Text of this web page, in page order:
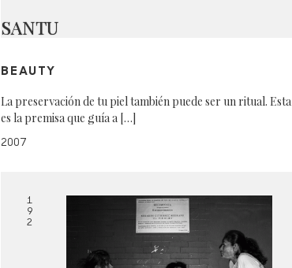
SANTU
BEAUTY
La preservación de tu piel también puede ser un ritual. Esta
es la premisa que guía a […]
2007
1
9
2